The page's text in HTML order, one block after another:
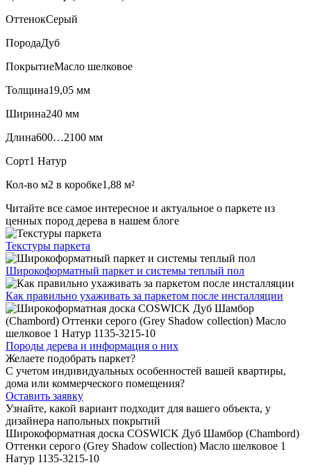
ОттенокСерый
ПородаДуб
ПокрытиеМасло шелковое
Толщина19,05 мм
Ширина240 мм
Длина600…2100 мм
Сорт1 Натур
Кол-во м2 в коробке1,88 м²
Читайте все самое интересное и актуальное о паркете из
ценных пород дерева в нашем блоге
Текстуры паркета
Широкоформатный паркет и системы теплый пол
Как правильно ухаживать за паркетом после инсталляции
Породы дерева и информация о них
Желаете подобрать паркет?
С учетом индивидуальных особенностей вашей квартиры,
дома или коммерческого помещения?
Оставить заявку
Узнайте, какой вариант подходит для вашего объекта, у
дизайнера напольных покрытий
Широкоформатная доска COSWICK Дуб Шамбор (Chambord)
Оттенки серого (Grеy Shadow collection) Масло шелковое 1
Натур 1135-3215-10